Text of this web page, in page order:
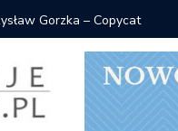
Gorzka – Copycat